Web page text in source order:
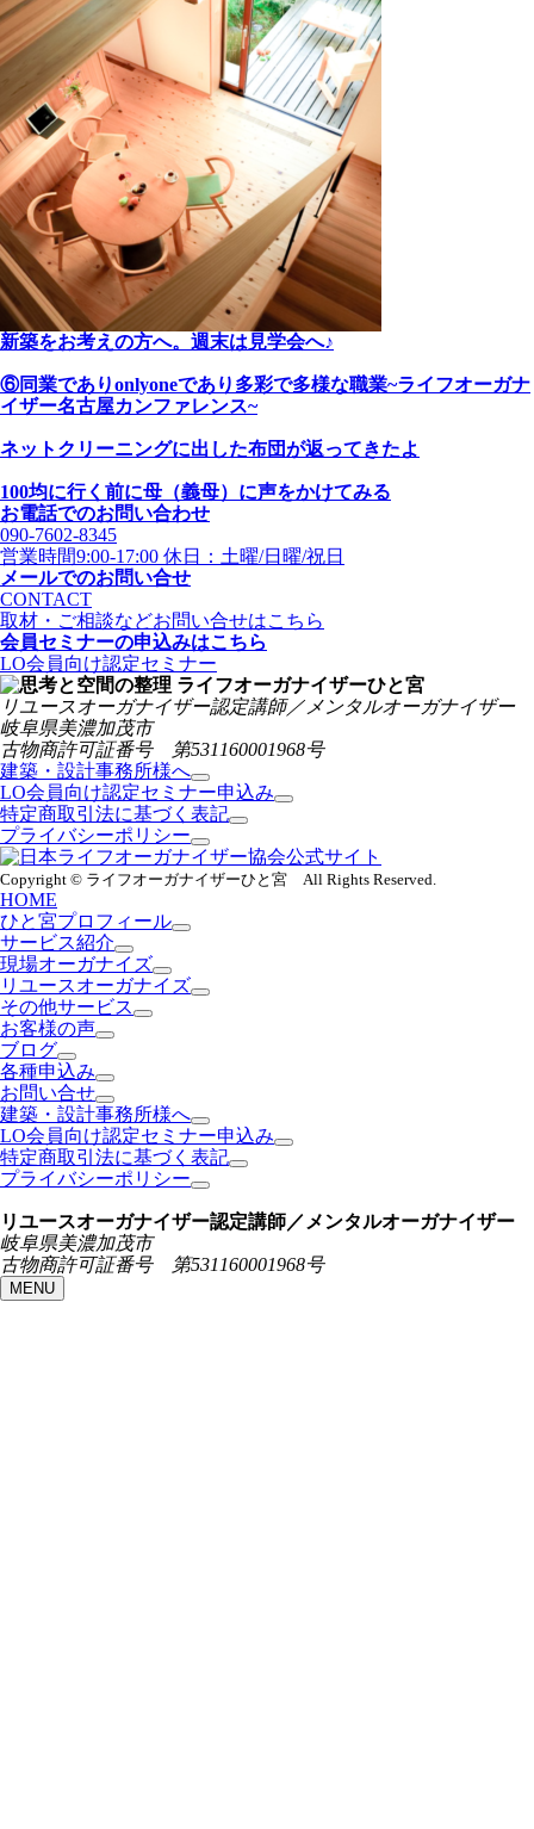
新築をお考えの方へ。週末は見学会へ♪
⑥同業でありonlyoneであり多彩で多様な職業~ライフオーガナ
イザー名古屋カンファレンス~
ネットクリーニングに出した布団が返ってきたよ
100均に行く前に母（義母）に声をかけてみる
お電話でのお問い合わせ
090-7602-8345
営業時間9:00-17:00 休日：土曜/日曜/祝日
メールでのお問い合せ
CONTACT
取材・ご相談などお問い合せはこちら
会員セミナーの申込みはこちら
LO会員向け認定セミナー
リユースオーガナイザー認定講師／メンタルオーガナイザー
岐阜県美濃加茂市
古物商許可証番号 第531160001968号
建築・設計事務所様へ
LO会員向け認定セミナー申込み
特定商取引法に基づく表記
プライバシーポリシー
Copyright © ライフオーガナイザーひと宮 All Rights Reserved.
HOME
ひと宮プロフィール
サービス紹介
現場オーガナイズ
リユースオーガナイズ
その他サービス
お客様の声
ブログ
各種申込み
お問い合せ
建築・設計事務所様へ
LO会員向け認定セミナー申込み
特定商取引法に基づく表記
プライバシーポリシー
リユースオーガナイザー認定講師／メンタルオーガナイザー
岐阜県美濃加茂市
古物商許可証番号 第531160001968号
MENU